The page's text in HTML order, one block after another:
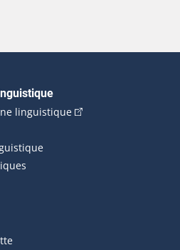
linguistique(Cet hyperlien